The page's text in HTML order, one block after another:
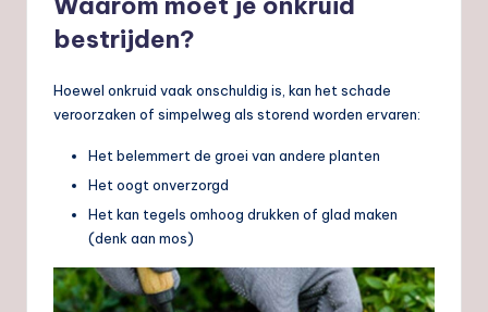
bestrijden?
Hoewel onkruid vaak onschuldig is, kan het schade
veroorzaken of simpelweg als storend worden ervaren:
Het belemmert de groei van andere planten
Het oogt onverzorgd
Het kan tegels omhoog drukken of glad maken
(denk aan mos)